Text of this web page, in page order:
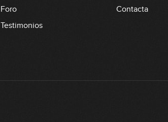
Foro
Testimonios
Contacta